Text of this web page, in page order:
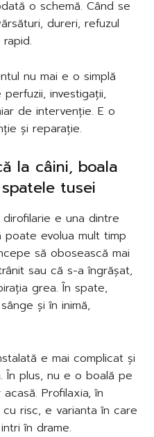
o schemă. Când se
dureri, refuzul
nu mai e o simplă
investigații,
de intervenție. E o
și reparație.
la câini, boala
tusei
e una dintre
evolua mult timp
să obosească mai
sau că s-a îngrășat,
grea. În spate,
și în inimă,
e mai complicat și
În plus, nu e o boală pe
Profilaxia, în
risc, e varianta în care
în drame.